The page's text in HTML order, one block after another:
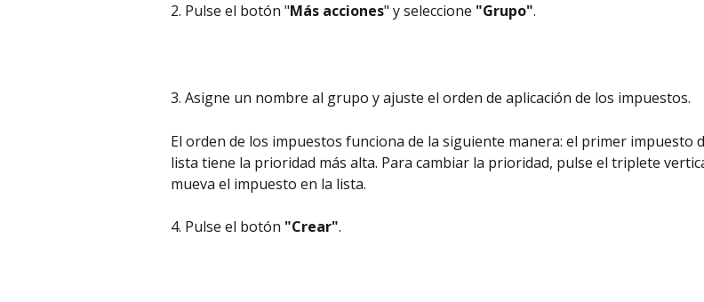
2. Pulse el botón "Más acciones" y seleccione "Grupo".
3. Asigne un nombre al grupo y ajuste el orden de aplicación de los impuestos.
El orden de los impuestos funciona de la siguiente manera: el primer impuesto
lista tiene la prioridad más alta. Para cambiar la prioridad, pulse el triplete
mueva el impuesto en la lista.
4. Pulse el botón "Crear".